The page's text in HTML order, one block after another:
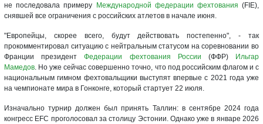
не последовала примеру
Международной федерации фехтования (FIE),
снявшей все ограничения с российских атлетов в начале июня.
"Европейцы, скорее всего, будут действовать постепенно", - так
прокомментировал ситуацию с нейтральным статусом на соревновании во
Франции президентФедерации фехтования России (ФФР)
Ильгар
Мамедов. Но уже сейчас совершенно точно, что под российским флагом и с
национальным гимном фехтовальщики выступят впервые с 2021 года уже
на чемпионате мира в Гонконге, который стартует 22 июля.
Изначально турнир должен был принять Таллин: в сентябре 2024 года
конгресс EFC проголосовал за столицу Эстонии. Однако уже в январе 2026